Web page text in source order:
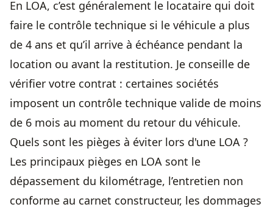
En LOA, c’est généralement le locataire qui doit
faire le contrôle technique si le véhicule a plus
de 4 ans et qu’il arrive à échéance pendant la
location ou avant la restitution. Je conseille de
vérifier votre contrat : certaines sociétés
imposent un contrôle technique valide de moins
de 6 mois au moment du retour du véhicule.
Quels sont les pièges à éviter lors d'une LOA ?
Les principaux pièges en LOA sont le
dépassement du kilométrage, l’entretien non
conforme au carnet constructeur, les dommages